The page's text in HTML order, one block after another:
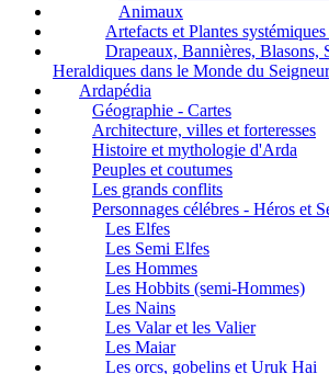
Animaux
Artefacts et Plantes
Drapeaux, Bannières, Blasons,
Heraldiques dans le Monde du
Ardapédia
Géographie - Cartes
Architecture, villes et forteresses
Histoire et mythologie d'Arda
Peuples et coutumes
Les grands conflits
Personnages célébres - Héros et
Les Elfes
Les Semi Elfes
Les Hommes
Les Hobbits (semi-Hommes)
Les Nains
Les Valar et les Valier
Les Maiar
Les orcs, gobelins et Uruk Hai